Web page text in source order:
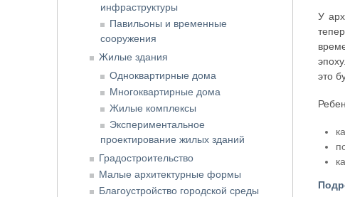
У
это
инфраструктуры
Павильоны и временные
сооружения
Жилые здания
Одноквартирные дома
Многоквартирные дома
Жилые комплексы
Экспериментальное
проектирование жилых зданий
Градостроительство
Малые архитектурные формы
Благоустройство городской среды